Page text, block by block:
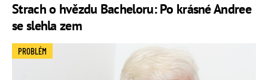
Strach o hvězdu Bacheloru: Po krásné Andree
se slehla zem
PROBLÉM